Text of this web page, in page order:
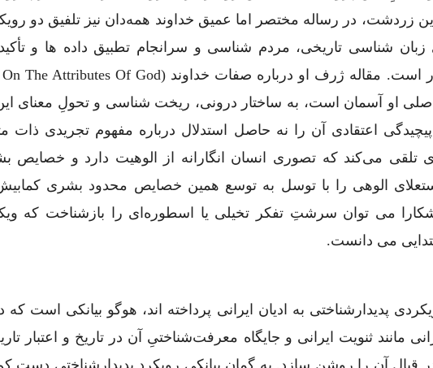
زردشت، در رساله مختصر اما عمیق خداوند همه‌دان نیز تلفیق دو
زبان ‌شناسی تاریخی، مردم ‌شناسی و سرانجام تطبیق داده ‌ها و
او آسمان است، به ساختار درونی، ریخت ‌شناسی و تحولِ معنای
اعتقادی آن را نه حاصل استدلال درباره مفهوم تجریدی ذات
تلقی می‌کند که تصوری انسان ‌انگارانه از الوهیت دارد و خصایص
الوهی را با توسل به توسع همین خصایص محدود بشری
می ‌توان سرشتِ تفکر تخیلی یا اسطوره‌ای را بازشناخت که
می ‌دانست.
پدیدارشناختی به ادیان ایرانی پرداخته ‌اند، هوگو بیانکی است که
مانند ثنویت ایرانی و جایگاه معرفت‌شناختیِ آن در تاریخ و اعتبار
قبال آن را روشن سازد. به گمان بیانکی رویکرد پدیدارشناختی دست